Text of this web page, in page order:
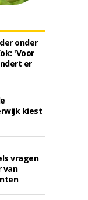
onder
'Voor
er
kiest
vragen
van